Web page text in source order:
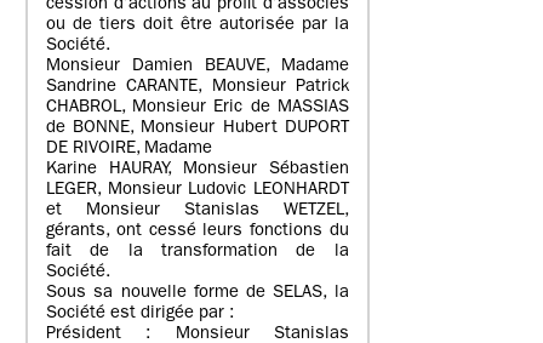
cession d’actions au profit d’associés
ou de tiers doit être autorisée par la
Société.
Monsieur Damien BEAUVE, Madame
Sandrine CARANTE, Monsieur Patrick
CHABROL, Monsieur Eric de MASSIAS
de BONNE, Monsieur Hubert DUPORT
DE RIVOIRE, Madame
Karine HAURAY, Monsieur Sébastien
LEGER, Monsieur Ludovic LEONHARDT
et Monsieur Stanislas WETZEL,
gérants, ont cessé leurs fonctions du
fait de la transformation de la
Société.
Sous sa nouvelle forme de SELAS, la
Société est dirigée par :
Président : Monsieur Stanislas